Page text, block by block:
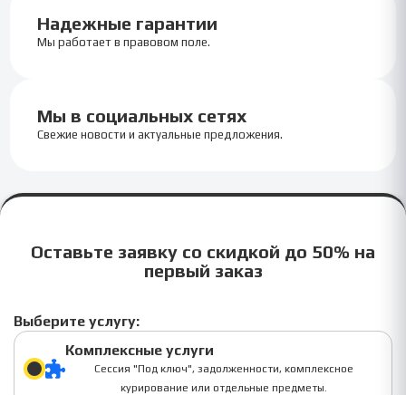
Надежные гарантии
Мы работает в правовом поле.
Мы в социальных сетях
Свежие новости и актуальные предложения.
Оставьте заявку со скидкой до 50% на
первый заказ
Выберите услугу:
Комплексные услуги
Сессия "Под ключ", задолженности, комплексное
курирование или отдельные предметы.